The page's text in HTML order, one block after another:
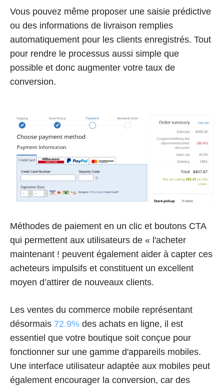
Vous pouvez même proposer une saisie prédictive
ou des informations de livraison remplies
automatiquement pour les clients enregistrés. Tout
pour rendre le processus aussi simple que
possible et donc augmenter votre taux de
conversion.
Méthodes de paiement en un clic et boutons CTA
qui permettent aux utilisateurs de « l'acheter
maintenant ! peuvent également aider à capter ces
acheteurs impulsifs et constituent un excellent
moyen d’attirer de nouveaux clients.
Les ventes du commerce mobile représentant
désormais 72.9% des achats en ligne, il est
essentiel que votre boutique soit conçue pour
fonctionner sur une gamme d'appareils mobiles.
Une interface utilisateur adaptée aux mobiles peut
également encourager la conversion, car des